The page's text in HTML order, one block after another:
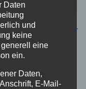
Daten
und
keine
eine
ein.
Daten,
E-Mail-